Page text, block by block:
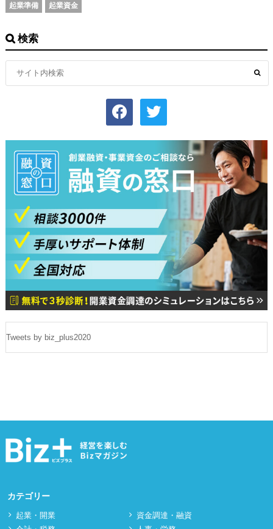
起業準備
起業資金
検索
facebook twitter
Tweets by biz_plus2020
カテゴリー
起業・開業
資⾦調達・融資